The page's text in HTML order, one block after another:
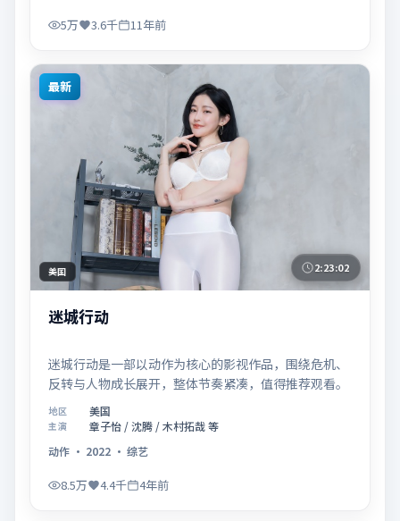
5万 3.6千 11年前
最新
美国 2:23:02
迷城行动
迷城行动是一部以动作为核心的影视作品，围绕危机、
反转与人物成长展开，整体节奏紧凑，值得推荐观看。
地区 美国
主演
章子怡 / 沈腾 / 木村拓哉 等
动作 · 2022 · 综艺
8.5万 4.4千 4年前